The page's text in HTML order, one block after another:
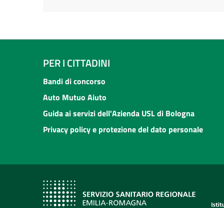
PER I CITTADINI
Bandi di concorso
Auto Mutuo Aiuto
Guida ai servizi dell'Azienda USL di Bologna
Privacy policy e protezione del dato personale